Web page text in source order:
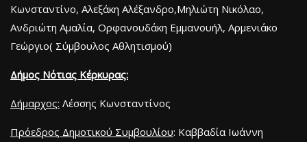
Κωνσταντίνο, Αλεξάκη Αλέξανδρο,Μηλιώτη Νικόλαο,
Ανδριώτη Αμαλία, Ορφανουδάκη Εμμανουήλ, Αρμενιάκο
Γεώργιο( Σύμβουλος Αθλητισμού)
Δήμος Νότιας Κέρκυρας:
Δήμαρχος: Λέσσης Κωνσταντίνος
Πρόεδρος Δημοτικού Συμβουλίου: Καββαδία Ιωάννη